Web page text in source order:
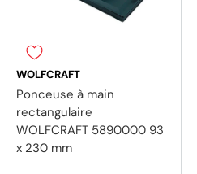
WOLFCRAFT
Ponceuse à main
rectangulaire
WOLFCRAFT 5890000 93
x 230 mm